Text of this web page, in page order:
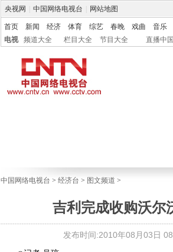
央视网 中国网络电视台 网站地图
首页 新闻 经济 体育 综艺 春晚 戏曲 音乐
电视
频道大全 栏目大全 节目大全 直播中国
中国网络电视台 > 经济台 > 图文频道 >
吉利完成收购沃尔
发布时间:2010年08月03日